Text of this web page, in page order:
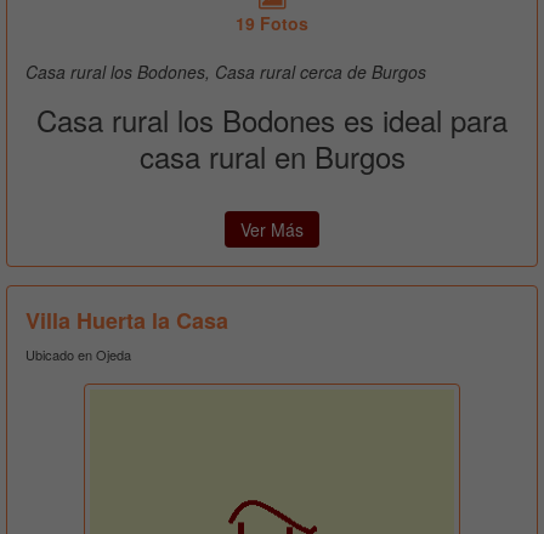
19 Fotos
Casa rural los Bodones, Casa rural cerca de Burgos
Casa rural los Bodones es ideal para
casa rural en Burgos
Ver Más
Villa Huerta la Casa
Ubicado en Ojeda